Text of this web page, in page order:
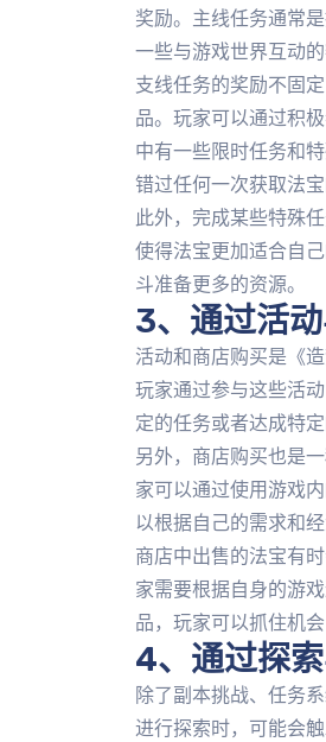
奖励。主线任务通常
一些与游戏世界互动
支线任务的奖励不固
品。玩家可以通过积
中有一些限时任务和
错过任何一次获取法宝
此外，完成某些特殊
使得法宝更加适合自
斗准备更多的资源。
3、通过活
活动和商店购买是《
玩家通过参与这些活
定的任务或者达成特
另外，商店购买也是
家可以通过使用游戏
以根据自己的需求和
商店中出售的法宝有
家需要根据自身的游
品，玩家可以抓住机
4、通过探
除了副本挑战、任务
进行探索时，可能会